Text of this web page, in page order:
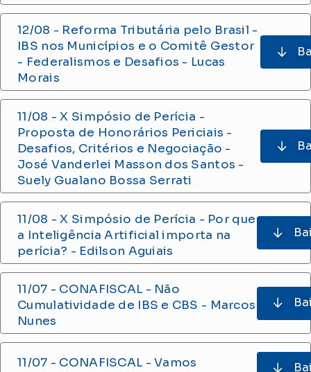
12/08 - Reforma Tributária pelo Brasil -
IBS nos Municípios e o Comitê Gestor
- Federalismos e Desafios - Lucas
Morais
11/08 - X Simpósio de Perícia -
Proposta de Honorários Periciais -
Desafios, Critérios e Negociação -
José Vanderlei Masson dos Santos -
Suely Gualano Bossa Serrati
11/08 - X Simpósio de Perícia - Por que
a Inteligência Artificial importa na
perícia? - Edilson Aguiais
11/07 - CONAFISCAL - Não
Cumulatividade de IBS e CBS - Marcos
Nunes
11/07 - CONAFISCAL -Vamos